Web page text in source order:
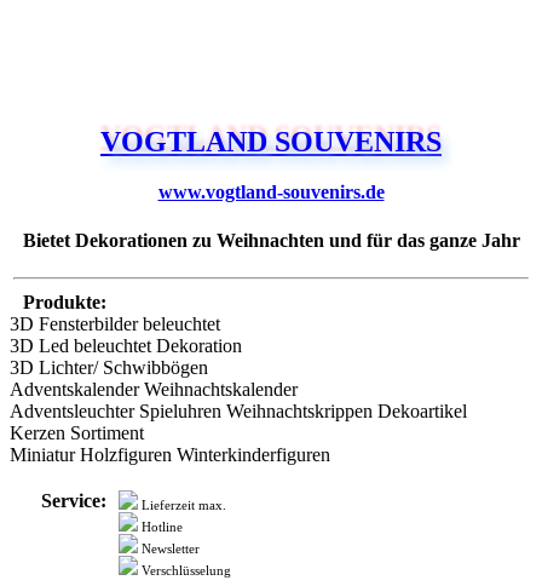
Bietet Dekorationen zu Weihnachten und für das ganze Jahr
3D Fensterbilder beleuchtet
3D Led beleuchtet Dekoration
Adventskalender Weihnachtskalender
Adventsleuchter Spieluhren Weihnachtskrippen Dekoartikel
Kerzen Sortiment
Miniatur Holzfiguren Winterkinderfiguren
Service:
Lieferzeit max.
Hotline
Newsletter
PayPal
Vorkasse